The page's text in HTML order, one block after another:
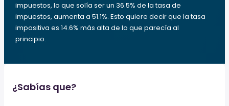
impuestos, lo que solía ser un 36.5% de la tasa de
impuestos, aumenta a 51.1%. Esto quiere decir que la tasa
impositiva es 14.6% más alta de lo que parecía al
principio.
¿Sabías que?